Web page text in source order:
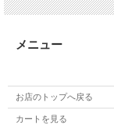
メニュー
お店のトップへ戻る
カートを見る